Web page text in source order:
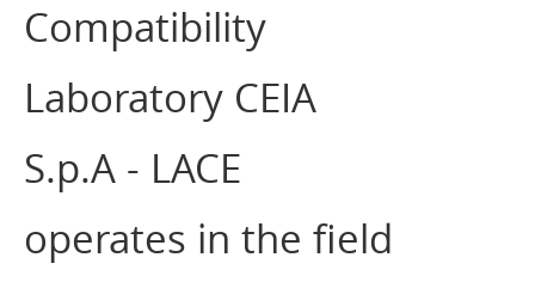
Compatibility
Laboratory CEIA
S.p.A - LACE
operates in the field